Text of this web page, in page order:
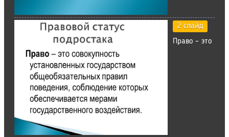
2 слайд
Право – это